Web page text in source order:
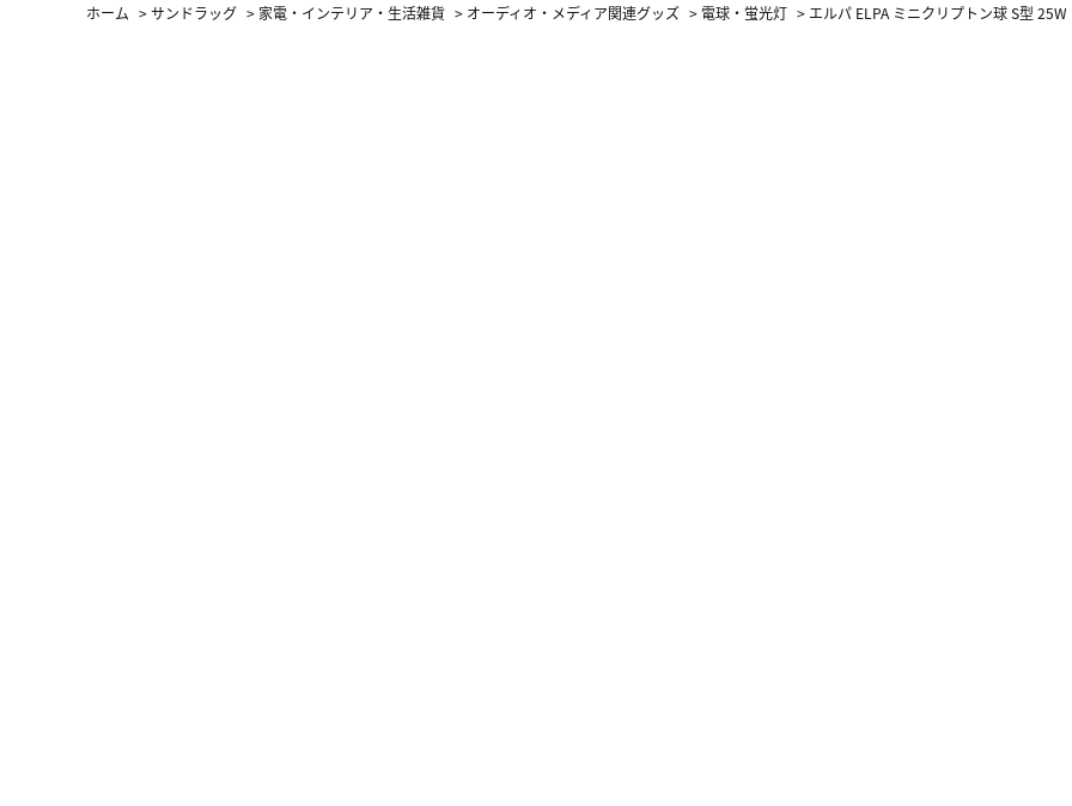
ホーム >サンドラッグ > 家電・インテリア・生活雑貨 > オーディオ・メディア関連グッズ > 電球・蛍光灯 > エルパ ELPA ミニクリプトン球 S型